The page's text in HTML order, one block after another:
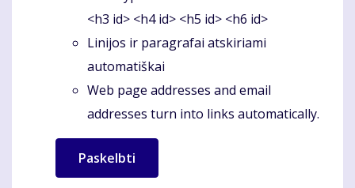
<h3 id> <h4 id> <h5 id> <h6 id>
Linijos ir paragrafai atskiriami
automatiškai
Web page addresses and email
addresses turn into links automatically.